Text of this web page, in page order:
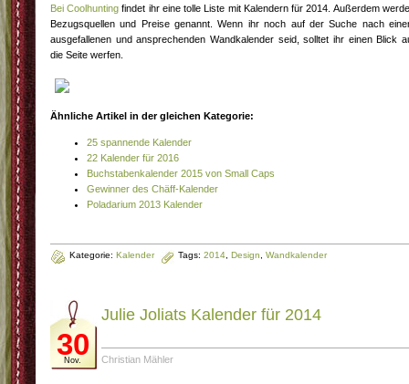
Bei Coolhunting findet ihr eine tolle Liste mit Kalendern für 2014. Außerdem
Bezugsquellen und Preise genannt. Wenn ihr noch auf der Suche nach
ausgefallenen und ansprechenden Wandkalender seid, solltet ihr einen Blick
die Seite werfen.
Ähnliche Artikel in der gleichen Kategorie:
25 spannende Kalender
22 Kalender für 2016
Buchstabenkalender 2015 von Small Caps
Gewinner des Chäff-Kalender
Poladarium 2013 Kalender
Kategorie: Kalender Tags: 2014 Design Wandkalender
30
Nov.
Julie Joliats Kalender für 2014
Christian Mähler